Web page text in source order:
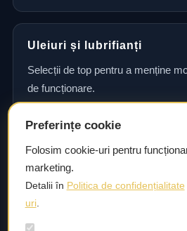
Uleiuri și lubrifianți
Selecții de top pentru a menține
de funcționare.
Consultanță și asistență
Consultanță și asistență tehnică
potrivite și efectuarea reparațiilor
Preferințe cookie
Folosim cookie-uri pentru
marketing.
Detalii în Politica de confidențialitate
uri.